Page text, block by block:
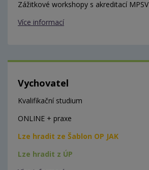
Zážitkové workshopy s akreditací MPSV
Více informací
Vychovatel
Kvalifikační studium
ONLINE + praxe
Lze hradit ze Šablon OP JAK
Lze hradit z ÚP